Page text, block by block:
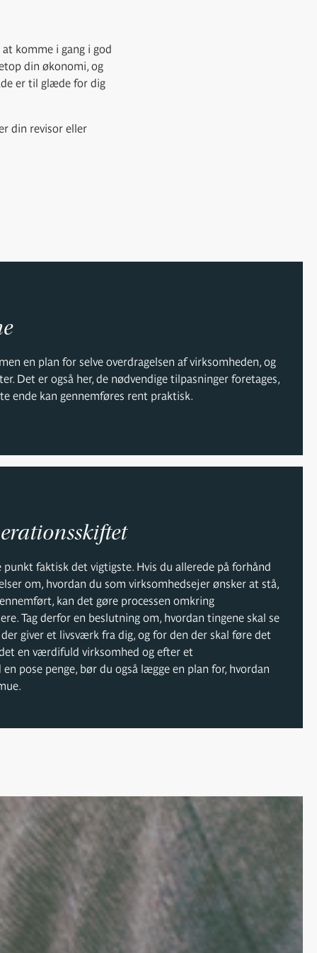
komme i gang i god
din økonomi, og
er til glæde for dig
din revisor eller
en plan for selve overdragelsen af virksomheden, og
Det er også her, de nødvendige tilpasninger foretages,
ende kan gennemføres rent praktisk.
faktisk det vigtigste. Hvis du allerede på forhånd
om, hvordan du som virksomhedsejer ønsker at stå,
kan det gøre processen omkring
Tag derfor en beslutning om, hvordan tingene skal se
giver et livsværk fra dig, og for den der skal føre det
en værdifuld virksomhed og efter et
pose penge, bør du også lægge en plan for, hvordan